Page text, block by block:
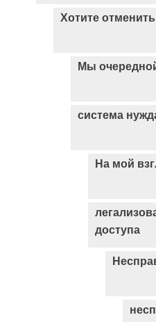
Хотите
Мы
система
На мой
доступа